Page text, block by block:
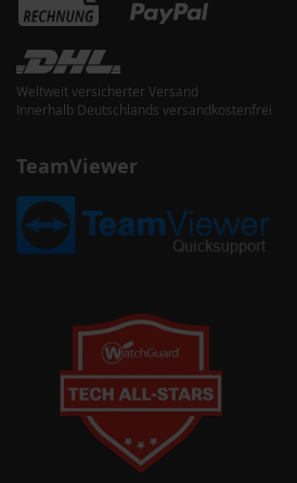
Weltweit versicherter Versand
Innerhalb Deutschlands versandkostenfrei
TeamViewer